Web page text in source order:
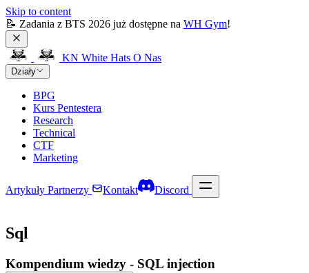
Skip to content
📝 Zadania z BTS 2026 już dostępne na WH Gym!
KN White Hats O Nas
Działy
BPG
Kurs Pentestera
Research
Technical
CTF
Marketing
Artykuły Partnerzy Kontakt Discord
Sql
Kompendium wiedzy - SQL injection